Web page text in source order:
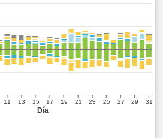
Día
11 13 15 17 19 21 23 25 27 29 31